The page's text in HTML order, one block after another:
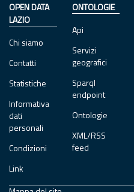
OPEN DATA
LAZIO
Chi siamo
Contatti
Statistiche
Informativa
dati
personali
Condizioni
Link
ONTOLOGIE
Api
Servizi
geografici
Sparql
endpoint
Ontologie
XML/RSS
feed